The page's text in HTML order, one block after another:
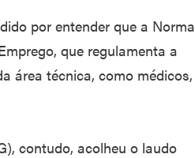
por entender que a Norma
que regulamenta a
área técnica, como médicos,
contudo, acolheu o laudo